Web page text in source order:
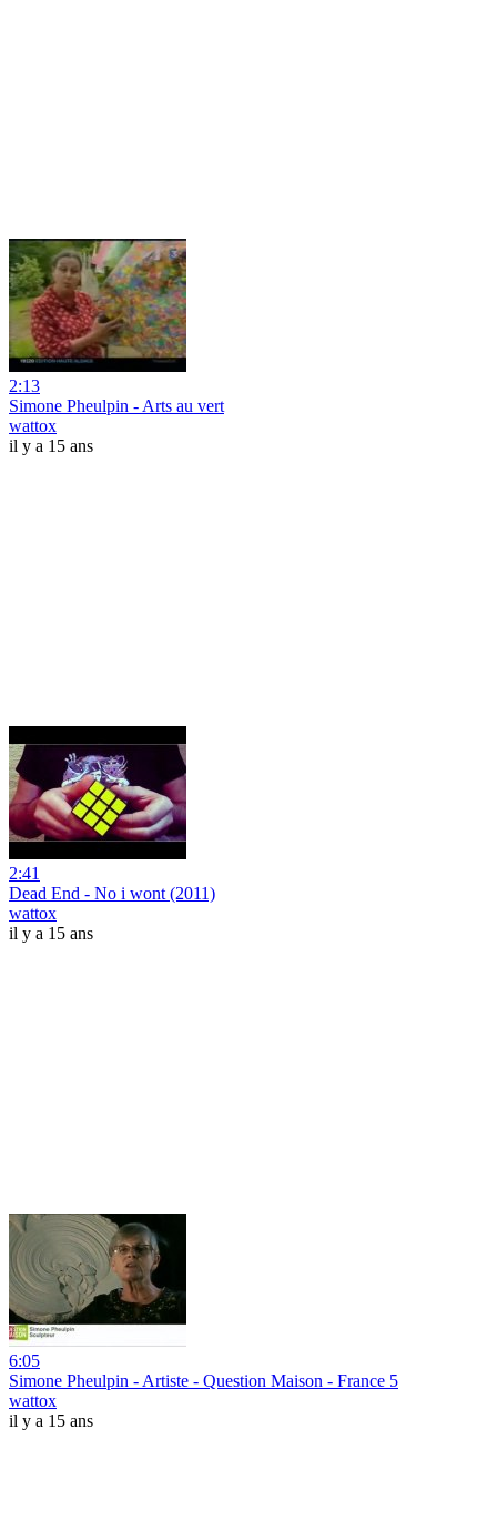
2:13
Simone Pheulpin - Arts au vert
wattox
il y a 15 ans
2:41
Dead End - No i wont (2011)
wattox
il y a 15 ans
6:05
Simone Pheulpin - Artiste - Question Maison - France 5
wattox
il y a 15 ans